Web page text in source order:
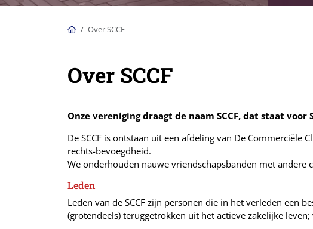
HomeOver SCCF
Over SCCF
Onze vereniging draagt de naam SCCF, dat staat
De SCCF is ontstaan uit een afdeling van De Commerciële
rechts-bevoegdheid.
We onderhouden nauwe vriendschapsbanden met andere
Leden
Leden van de SCCF zijn personen die in het verleden een
(grotendeels) teruggetrokken uit het actieve zakelijke